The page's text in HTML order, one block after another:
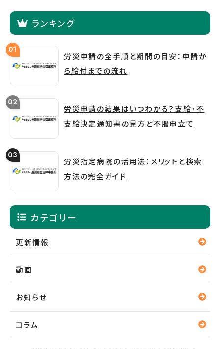
ランキング
労災申請の全手順と期間の目安：申請か
ら給付までの流れ
労災申請の結果はいつわかる？支給・不
支給決定通知書の見方と不服申立て
労災指定病院の活用法：メリットと検索
方法の完全ガイド
カテゴリー
更新情報
動画
お知らせ
コラム